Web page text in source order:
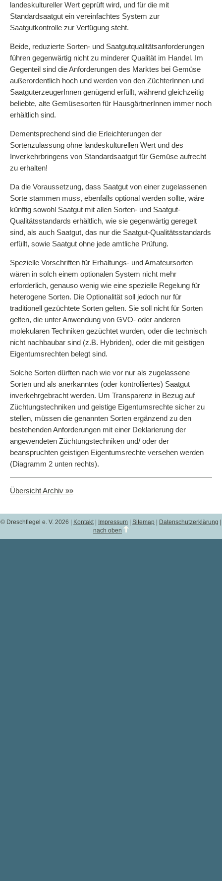
landeskultureller Wert geprüft wird, und für die mit
Standardsaatgut ein vereinfachtes System zur
Saatgutkontrolle zur Verfügung steht.
Beide, reduzierte Sorten- und Saatgutqualitätsanforderungen
führen gegenwärtig nicht zu minderer Qualität im Handel. Im
Gegenteil sind die Anforderungen des Marktes bei Gemüse
außerordentlich hoch und werden von den ZüchterInnen und
SaatguterzeugerInnen genügend erfüllt, während gleichzeitig
beliebte, alte Gemüsesorten für HausgärtnerInnen immer noch
erhältlich sind.
Dementsprechend sind die Erleichterungen der
Sortenzulassung ohne landeskulturellen Wert und des
Inverkehrbringens von Standardsaatgut für Gemüse aufrecht
zu erhalten!
Da die Voraussetzung, dass Saatgut von einer zugelassenen
Sorte stammen muss, ebenfalls optional werden sollte, wäre
künftig sowohl Saatgut mit allen Sorten- und Saatgut-
Qualitätsstandards erhältlich, wie sie gegenwärtig geregelt
sind, als auch Saatgut, das nur die Saatgut-Qualitätsstandards
erfüllt, sowie Saatgut ohne jede amtliche Prüfung.
Spezielle Vorschriften für Erhaltungs- und Amateursorten
wären in solch einem optionalen System nicht mehr
erforderlich, genauso wenig wie eine spezielle Regelung für
heterogene Sorten. Die Optionalität soll jedoch nur für
traditionell gezüchtete Sorten gelten. Sie soll nicht für Sorten
gelten, die unter Anwendung von GVO- oder anderen
molekularen Techniken gezüchtet wurden, oder die technisch
nicht nachbaubar sind (z.B. Hybriden), oder die mit geistigen
Eigentumsrechten belegt sind.
Solche Sorten dürften nach wie vor nur als zugelassene
Sorten und als anerkanntes (oder kontrolliertes) Saatgut
inverkehrgebracht werden. Um Transparenz in Bezug auf
Züchtungstechniken und geistige Eigentumsrechte sicher zu
stellen, müssen die genannten Sorten ergänzend zu den
bestehenden Anforderungen mit einer Deklarierung der
angewendeten Züchtungstechniken und/ oder der
beanspruchten geistigen Eigentumsrechte versehen werden
(Diagramm 2 unten rechts).
Übersicht Archiv »»
© Dreschflegel e. V. 2026 | Kontakt| Impressum Sitemap Datenschutzerklärung
nach oben